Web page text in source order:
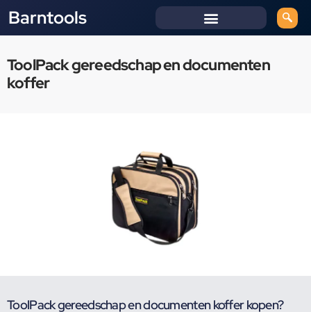
Barntools
ToolPack gereedschap en documenten
koffer
ToolPack gereedschap en documenten koffer kopen?